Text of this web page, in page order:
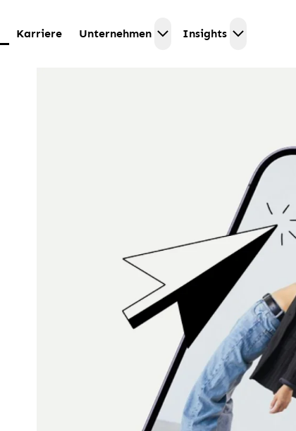
Karriere Unternehmen Insights